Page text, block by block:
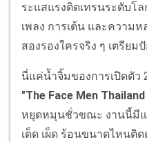
ระแสแรงติดเทรนระดับโ
เพลง การเต้น และความ
สองรองใครจริง ๆ เตรียม
นี่แค่น้ำจิ้มของการเปิดตัว
"The Face Men
หยุดหมุนชั่วขณะ งานนี้มี
เด็ด เผ็ด ร้อนขนาดไหนติด